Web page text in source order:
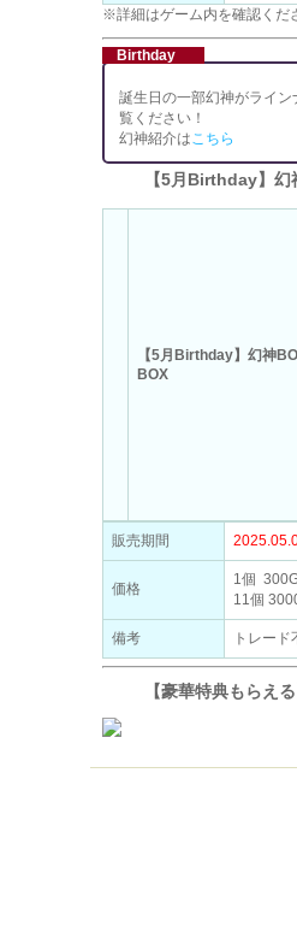
※詳細はゲーム内を確認くだ
Birthday
誕生日の一部幻神がライ
覧ください！
幻神紹介はこちら
【5月Birthday】幻
【5月Birthday】幻神
BOX
販売期間
価格
1個
11個
備考 トレード
【豪華特典もらえ